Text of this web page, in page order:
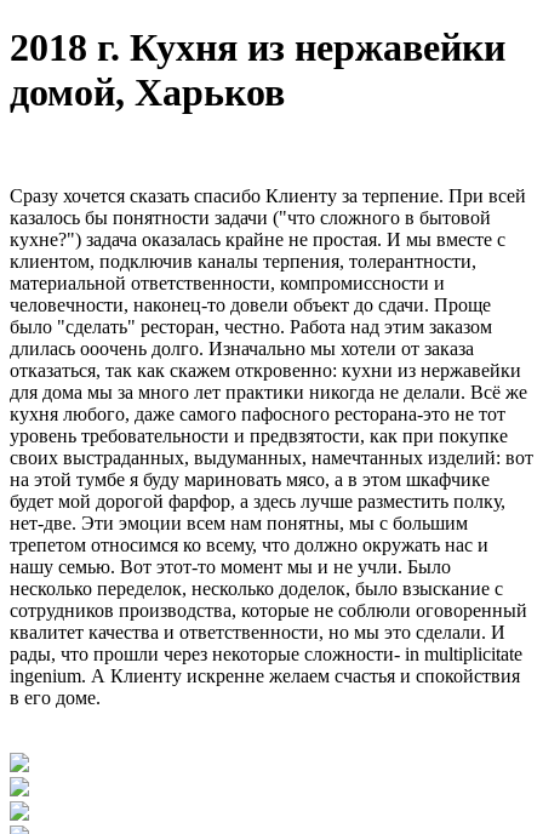
2018 г. Кухня из нержавейки
домой, Харьков
Сразу хочется сказать спасибо Клиенту за терпение. При всей
казалось бы понятности задачи ("что сложного в бытовой
кухне?") задача оказалась крайне не простая. И мы вместе с
клиентом, подключив каналы терпения, толерантности,
материальной ответственности, компромиссности и
человечности, наконец-то довели объект до сдачи. Проще
было "сделать" ресторан, честно. Работа над этим заказом
длилась ооочень долго. Изначально мы хотели от заказа
отказаться, так как скажем откровенно: кухни из нержавейки
для дома мы за много лет практики никогда не делали. Всё же
кухня любого, даже самого пафосного ресторана-это не тот
уровень требовательности и предвзятости, как при покупке
своих выстраданных, выдуманных, намечтанных изделий: вот
на этой тумбе я буду мариновать мясо, а в этом шкафчике
будет мой дорогой фарфор, а здесь лучше разместить полку,
нет-две. Эти эмоции всем нам понятны, мы с большим
трепетом относимся ко всему, что должно окружать нас и
нашу семью. Вот этот-то момент мы и не учли. Было
несколько переделок, несколько доделок, было взыскание с
сотрудников производства, которые не соблюли оговоренный
квалитет качества и ответственности, но мы это сделали. И
рады, что прошли через некоторые сложности- in multiplicitate
ingenium. А Клиенту искренне желаем счастья и спокойствия
в его доме.